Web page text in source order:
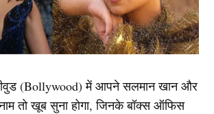
2025) के शुरू होने से पहले केकेआर ने
ने रजत पाटीदार को अपना कप्तान
रहाणे इससे पहले भी आईपीएल में बतौर
(Bollywood)में आपने सलमान खान और
तो खूब सुना होगा, जिनके बॉक्स ऑफिस